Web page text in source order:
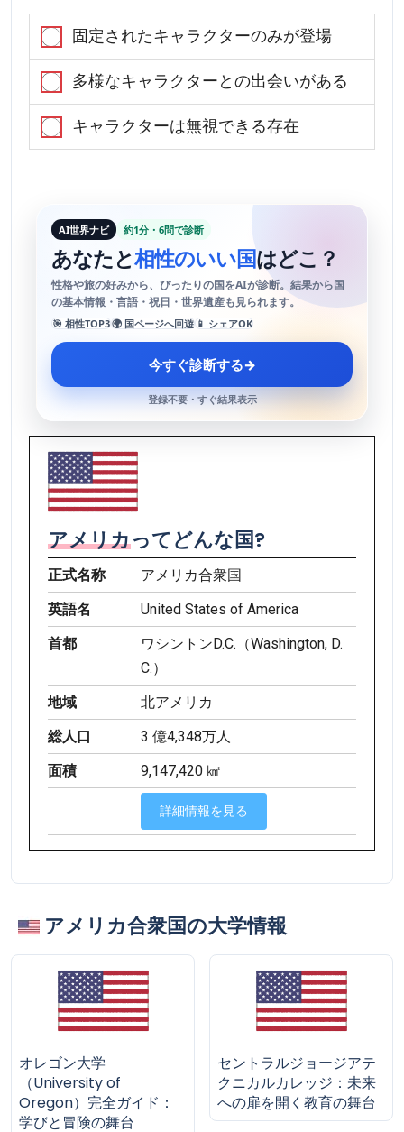
固定されたキャラクターのみが登場
多様なキャラクターとの出会いがある
キャラクターは無視できる存在
AI世界ナビ 約1分・6問で診断
あなたと相性のいい国はどこ？
性格や旅の好みから、ぴったりの国をAIが診断。結果から国
の基本情報・言語・祝日・世界遺産も見られます。
🎯 相性TOP3🌍 国ページへ回遊 📱 シェアOK
今すぐ診断する→
登録不要・すぐ結果表示
アメリカってどんな国?
正式名称
アメリカ合衆国
英語名
United States of America
首都
ワシントンD.C.（Washington, D.
C.）
地域
北アメリカ
総人口
3 億4,348万人
面積
9,147,420 ㎢
詳細情報を見る
アメリカ合衆国の大学情報
オレゴン大学
（University of
Oregon）完全ガイド：
学びと冒険の舞台
セントラルジョージアテ
クニカルカレッジ：未来
への扉を開く教育の舞台